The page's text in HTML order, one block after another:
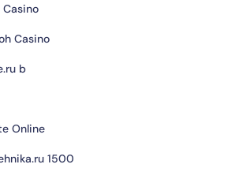
Casino
Casino
b
Online
1500